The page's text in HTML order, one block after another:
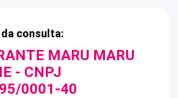
consulta:
MARU MARU
- CNPJ
0001-40